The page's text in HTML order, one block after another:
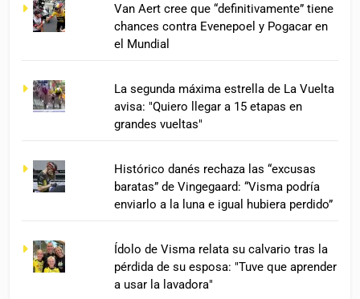
Van Aert cree que “definitivamente” tiene
chances contra Evenepoel y Pogacar en
el Mundial
La segunda máxima estrella de La Vuelta
avisa: "Quiero llegar a 15 etapas en
grandes vueltas"
Histórico danés rechaza las “excusas
baratas” de Vingegaard: “Visma podría
enviarlo a la luna e igual hubiera perdido”
Ídolo de Visma relata su calvario tras la
pérdida de su esposa: "Tuve que aprender
a usar la lavadora"